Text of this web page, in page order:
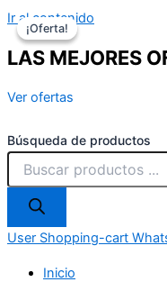
Ir al contenido
LAS MEJORES
Ver ofertas
Búsqueda de productos
User Shopping-cart
Inicio
¡Oferta!
¡Oferta!